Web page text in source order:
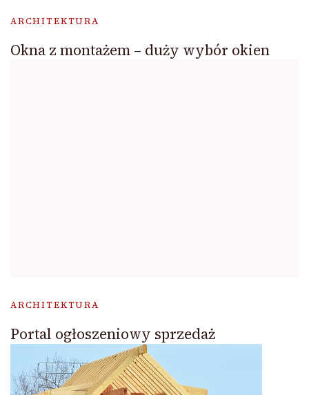
ARCHITEKTURA
Okna z montażem – duży wybór okien
ARCHITEKTURA
Portal ogłoszeniowy sprzedaż